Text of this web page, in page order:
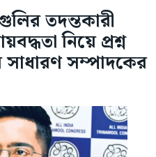
তদন্তকারী
নিয়ে প্রশ্ন
সম্পাদকের